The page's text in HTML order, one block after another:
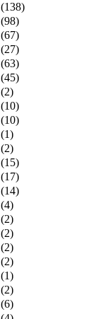
(138)
(98)
(67)
(27)
(63)
(45)
(2)
(10)
(10)
(1)
(2)
(15)
(17)
(14)
(4)
(2)
(2)
(2)
(2)
(1)
(2)
(6)